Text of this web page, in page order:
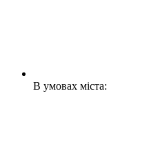
В умовах міста: